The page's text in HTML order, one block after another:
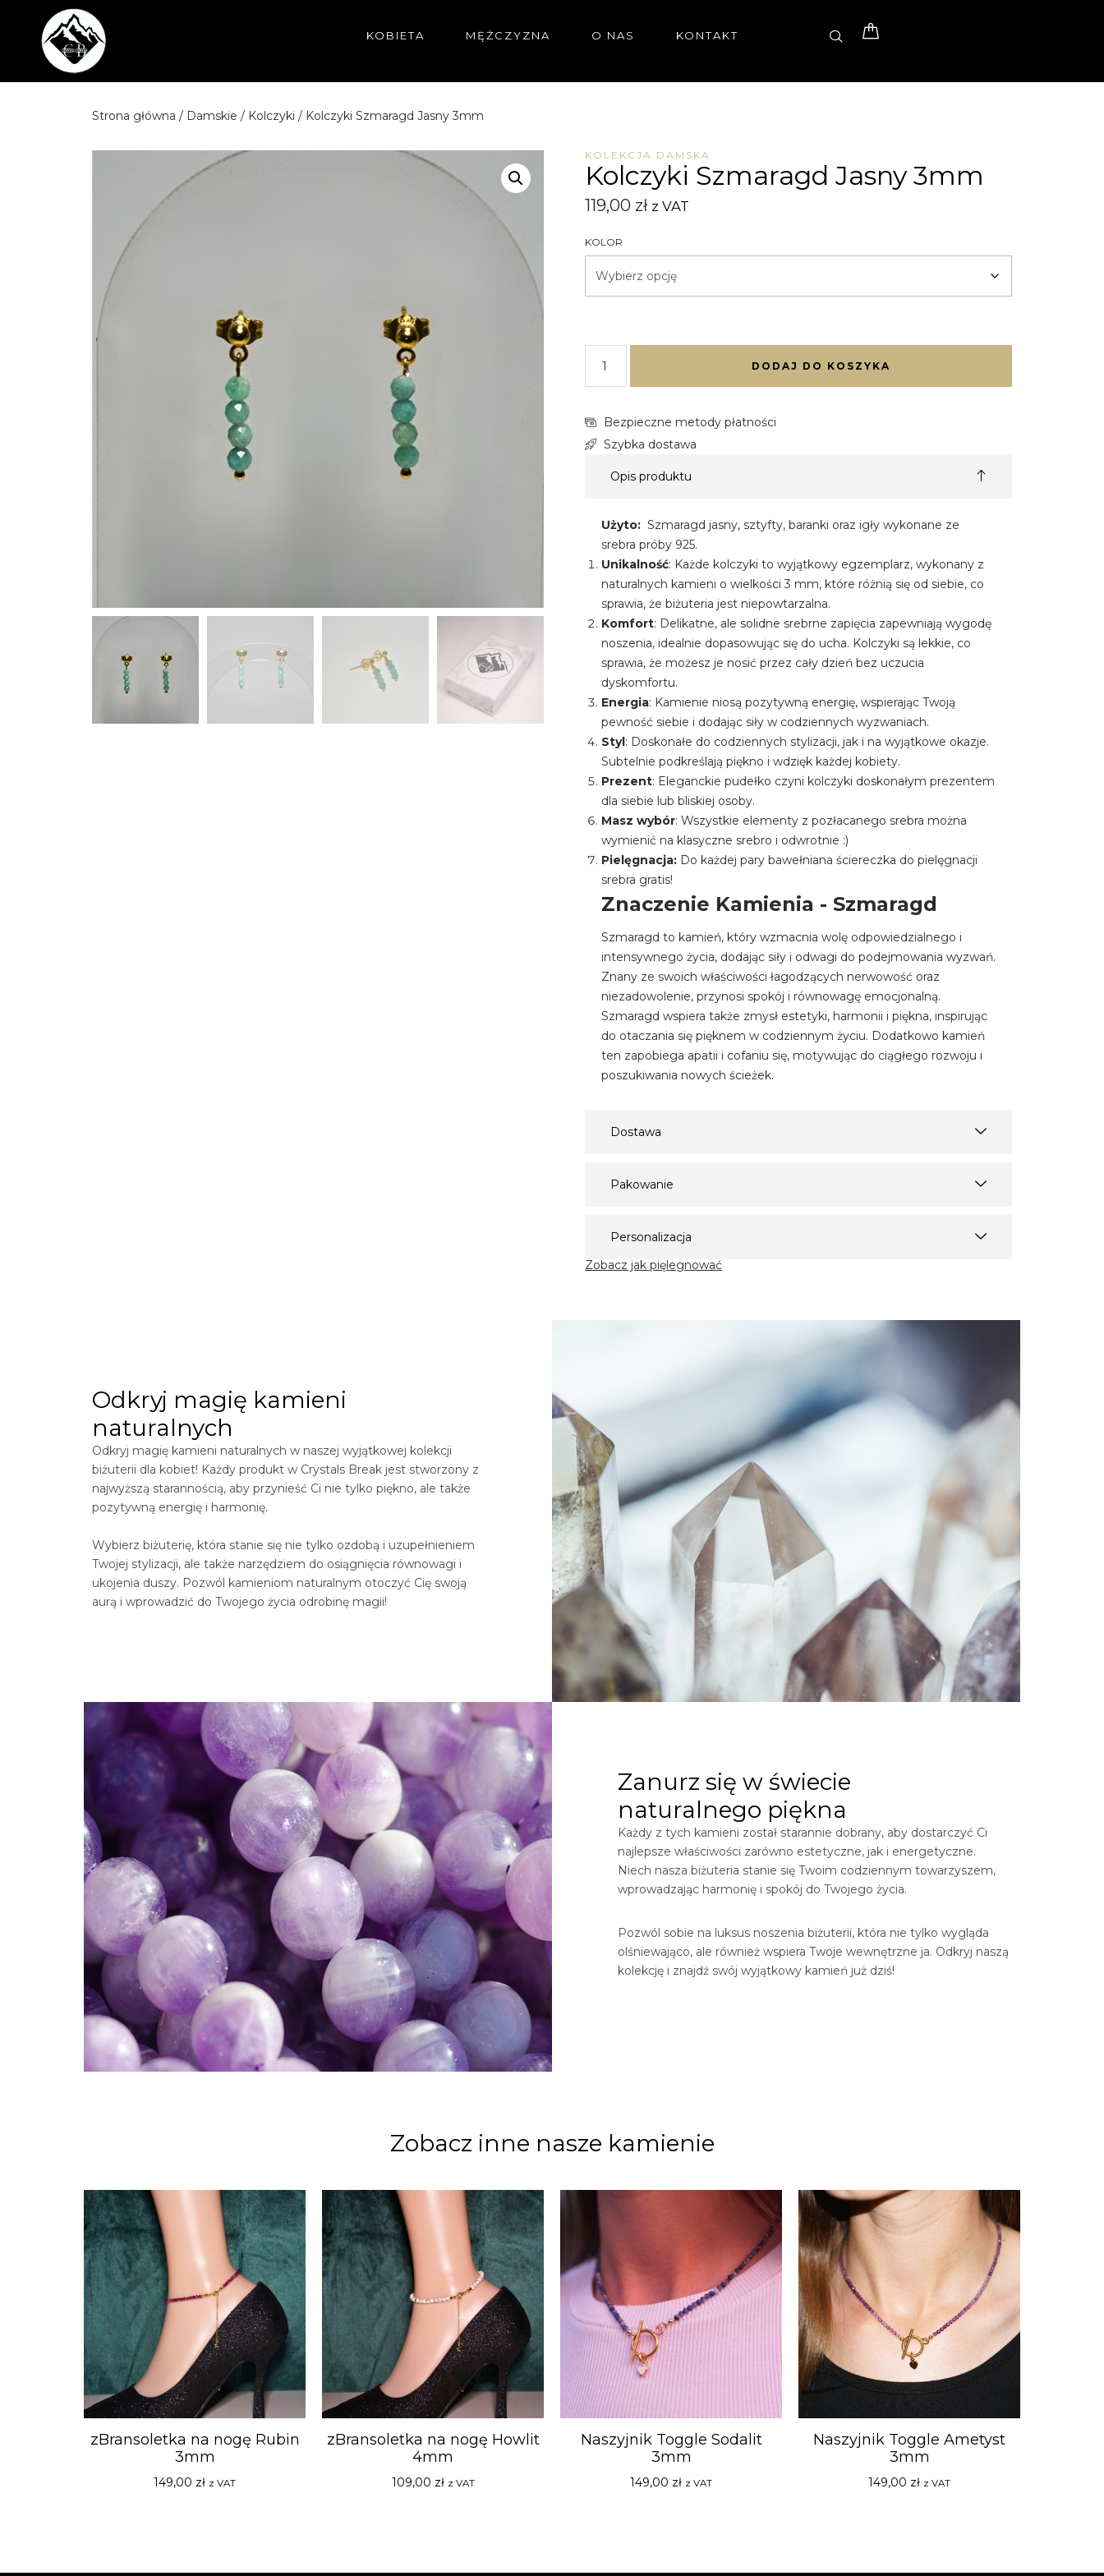
Przejdź
KOBIETA MĘŻCZYZNA O NAS KONTAKT
Strona główna / Damskie / Kolczyki / Kolczyki Szmaragd Jasny 3mm
KOLEKCJA DAMSKA
Kolczyki Szmaragd Jasny 3mm
119,00 zł z VAT
KOLOR
DODAJ DO KOSZYKA
Bezpieczne metody płatności
Szybka dostawa
Opis produktu
Użyto: Szmaragd jasny, sztyfty, baranki oraz igły wykonane ze
srebra próby 925.
Unikalność: Każde kolczyki to wyjątkowy egzemplarz, wykonany z
naturalnych kamieni o wielkości 3 mm, które różnią się od siebie, co
sprawia, że biżuteria jest niepowtarzalna.
Komfort: Delikatne, ale solidne srebrne zapięcia zapewniają wygodę
noszenia, idealnie dopasowując się do ucha. Kolczyki są lekkie, co
sprawia, że możesz je nosić przez cały dzień bez uczucia
dyskomfortu.
Energia: Kamienie niosą pozytywną energię, wspierając Twoją
pewność siebie i dodając siły w codziennych wyzwaniach.
Styl: Doskonałe do codziennych stylizacji, jak i na wyjątkowe okazje.
Subtelnie podkreślają piękno i wdzięk każdej kobiety.
Prezent: Eleganckie pudełko czyni kolczyki doskonałym prezentem
dla siebie lub bliskiej osoby.
Masz wybór: Wszystkie elementy z pozłacanego srebra można
wymienić na klasyczne srebro i odwrotnie :)
Pielęgnacja: Do każdej pary bawełniana ściereczka do pielęgnacji
srebra gratis!
Znaczenie Kamienia - Szmaragd
Szmaragd to kamień, który wzmacnia wolę odpowiedzialnego i
intensywnego życia, dodając siły i odwagi do podejmowania wyzwań.
Znany ze swoich właściwości łagodzących nerwowość oraz
niezadowolenie, przynosi spokój i równowagę emocjonalną.
Szmaragd wspiera także zmysł estetyki, harmonii i piękna, inspirując
do otaczania się pięknem w codziennym życiu. Dodatkowo kamień
ten zapobiega apatii i cofaniu się, motywując do ciągłego rozwoju i
poszukiwania nowych ścieżek.
Dostawa
Pakowanie
Personalizacja
Zobacz jak pięlegnować
Odkryj magię kamieni
naturalnych
Odkryj magię kamieni naturalnych w naszej wyjątkowej kolekcji
biżuterii dla kobiet! Każdy produkt w Crystals Break jest stworzony z
najwyższą starannością, aby przynieść Ci nie tylko piękno, ale także
pozytywną energię i harmonię.
Wybierz biżuterię, która stanie się nie tylko ozdobą i uzupełnieniem
Twojej stylizacji, ale także narzędziem do osiągnięcia równowagi i
ukojenia duszy. Pozwól kamieniom naturalnym otoczyć Cię swoją
aurą i wprowadzić do Twojego życia odrobinę magii!
Zanurz się w świecie
naturalnego piękna
Każdy z tych kamieni został starannie dobrany, aby dostarczyć Ci
najlepsze właściwości zarówno estetyczne, jak i energetyczne.
Niech nasza biżuteria stanie się Twoim codziennym towarzyszem,
wprowadzając harmonię i spokój do Twojego życia.
Pozwól sobie na luksus noszenia biżuterii, która nie tylko wygląda
olśniewająco, ale również wspiera Twoje wewnętrzne ja. Odkryj naszą
kolekcję i znajdź swój wyjątkowy kamień już dziś!
Zobacz inne nasze kamienie
zBransoletka na nogę Rubin
3mm
149,00 zł z VAT
zBransoletka na nogę Howlit
4mm
109,00 zł z VAT
Naszyjnik Toggle Sodalit
3mm
149,00 zł z VAT
Naszyjnik Toggle Ametyst
3mm
149,00 zł z VAT